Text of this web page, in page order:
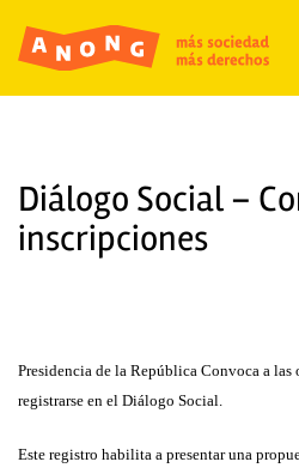
Diálogo Social –
inscripciones
Presidencia de la República Convoca a las
registrarse en el Diálogo Social.
Este registro habilita a presentar una